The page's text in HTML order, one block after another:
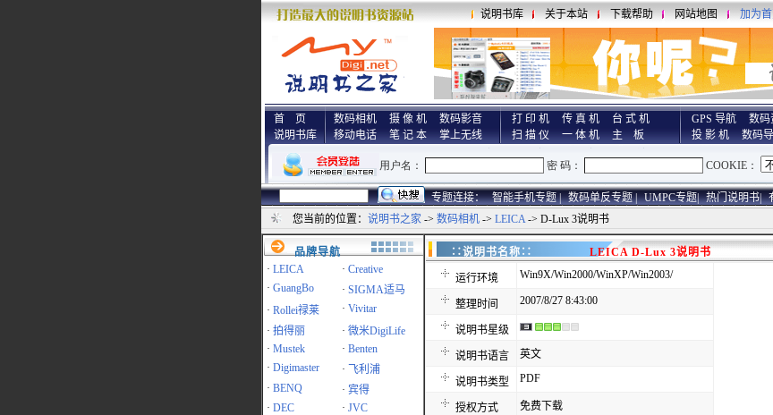
说明书库 关于本站 下载帮助 网站地图 加为
首 页
说明书库
数码相机 摄 像 机
数码影音
移动电话
笔 记 本 掌上无线
打 印 机 传 真 机
台 式 机
扫 描 仪
一 体 机 主 板
GPS 导航 数码
投 影 机
数码
专题连接： 智能手机专题 | 数码单反专题 | UMPC专题| 热门说明书|
您当前的位置： 说明书之家 -> 数码相机 -> LEICA-> D-Lux 3说明书
品牌导航
· LEICA · Creative
· GuangBo · SIGMA适马
· Rollei禄莱 · Vivitar
· 拍得丽 · 微米DigiLife
· Mustek · Benten
· Digimaster ·
飞利浦
· BENQ · 宾得
· DEC · JVC
∷说明书名称∷ LEICA D-Lux 3说明书
运行环境 Win9X/Win2000/WinXP/Win2003/
整理时间 2007/8/27 8:43:00
说明书星级
说明书语言 英文
说明书类型 PDF
授权方式 免费下载